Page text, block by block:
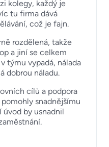
kolegy, každý je
tu firma dává
což je fajn.
rozdělená, takže
a jiní se celkem
týmu vypadá, nálada
dobrou náladu.
cílů a podpora
snadnějšímu
úvod by usnadnil